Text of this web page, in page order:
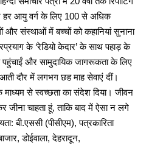
आयु वर्ग के लिए 100 से अधिक
और संस्थाओं में बच्चों को कहानियां सुनाना
के ‘रेडियो केदार’ के साथ पहाड़ के
पहुंचाईं और सामुदायिक जागरूकता के लिए
दौर में लगभग छह माह सेवाएं दीं।
माध्यम से स्वच्छता का संदेश दिया। जीवन
जीना चाहता हूं, ताकि बाद में ऐसा न लगे
बी.एससी (पीसीएम), पत्रकारिता
डोईवाला, देहरादून,